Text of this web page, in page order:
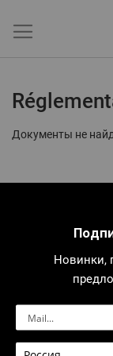
Документы не
Новинки,